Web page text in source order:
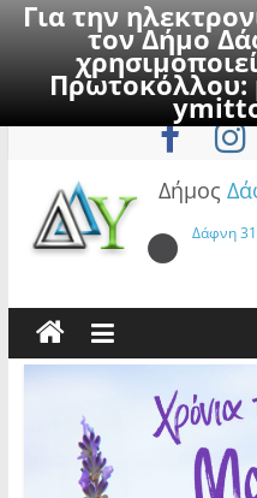
Για την
τον Δήμο
Πρωτοκόλλου:
to
Πέμπτη, 6
Δήμος
Δάφνη